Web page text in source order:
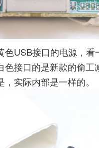
色USB接口的电源，看
色接口的是新款的偷工
，实际内部是一样的。